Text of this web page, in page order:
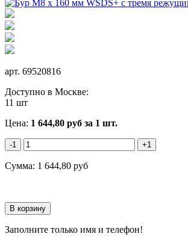
арт. 69520816
Доступно в Москве:
11 шт
Цена: 1 644,80 руб за 1 шт.
-1 +1
Сумма: 1 644,80 руб
Заполните только имя и телефон!